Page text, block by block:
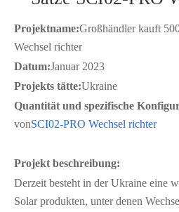
Projektname:Großhändler kauft
Wechsel richter
Datum:Januar 2023
Projekts tätte:Ukraine
Quantität und spezifische
vonSCI02-PRO Wechsel richter
Projekt beschreibung:
Derzeit besteht in der Ukraine eine
Solar produkten, unter denen